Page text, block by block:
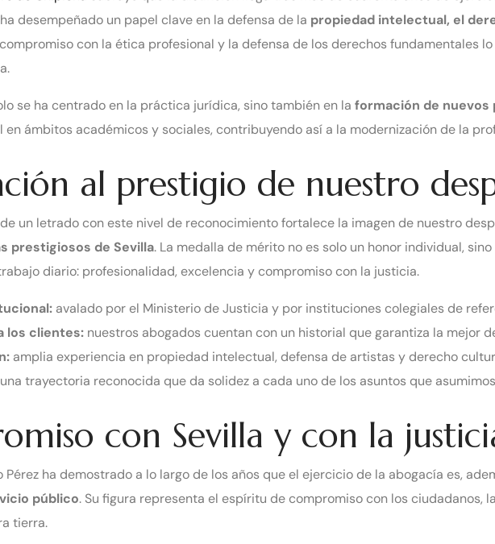
desempeñado un papel clave en la defensa de la propiedad intelectual, el
con la ética profesional y la defensa de los derechos fundamentales
se ha centrado en la práctica jurídica, sino también en la formación de nuevos
en ámbitos académicos y sociales, contribuyendo así a la modernización de la
al prestigio de nuestro
un letrado con este nivel de reconocimiento fortalece la imagen de nuestro
prestigiosos de Sevilla. La medalla de mérito no es solo un honor individual,
diario: profesionalidad, excelencia y compromiso con la justicia.
avalado por el Ministerio de Justicia y por instituciones colegiales de
los clientes: nuestros abogados cuentan con un historial que garantiza la mejor
amplia experiencia en propiedad intelectual, defensa de artistas y derecho
una trayectoria reconocida que da solidez a cada uno de los asuntos que
con Sevilla y con la
Pérez ha demostrado a lo largo de los años que el ejercicio de la abogacía es,
público. Su figura representa el espíritu de compromiso con los ciudadanos,
tierra.